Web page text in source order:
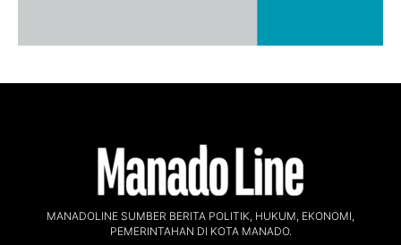
MANADOLINE SUMBER BERITA POLITIK, HUKUM, EKONOMI,
PEMERINTAHAN DI KOTA MANADO.